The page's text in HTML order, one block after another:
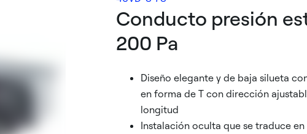
Conducto presión
200 Pa
Diseño elegante y de baja silueta
en forma de T con dirección
longitud
Instalación oculta que se traduce